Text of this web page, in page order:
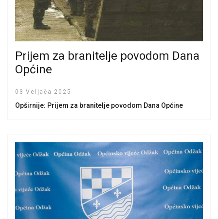
Prijem za branitelje povodom Dana
Općine
03 Veljača 2025
Opširnije: Prijem za branitelje povodom Dana Općine